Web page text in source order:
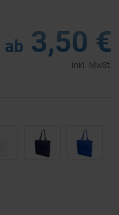
ab 3,50 €
inkl. MwSt.